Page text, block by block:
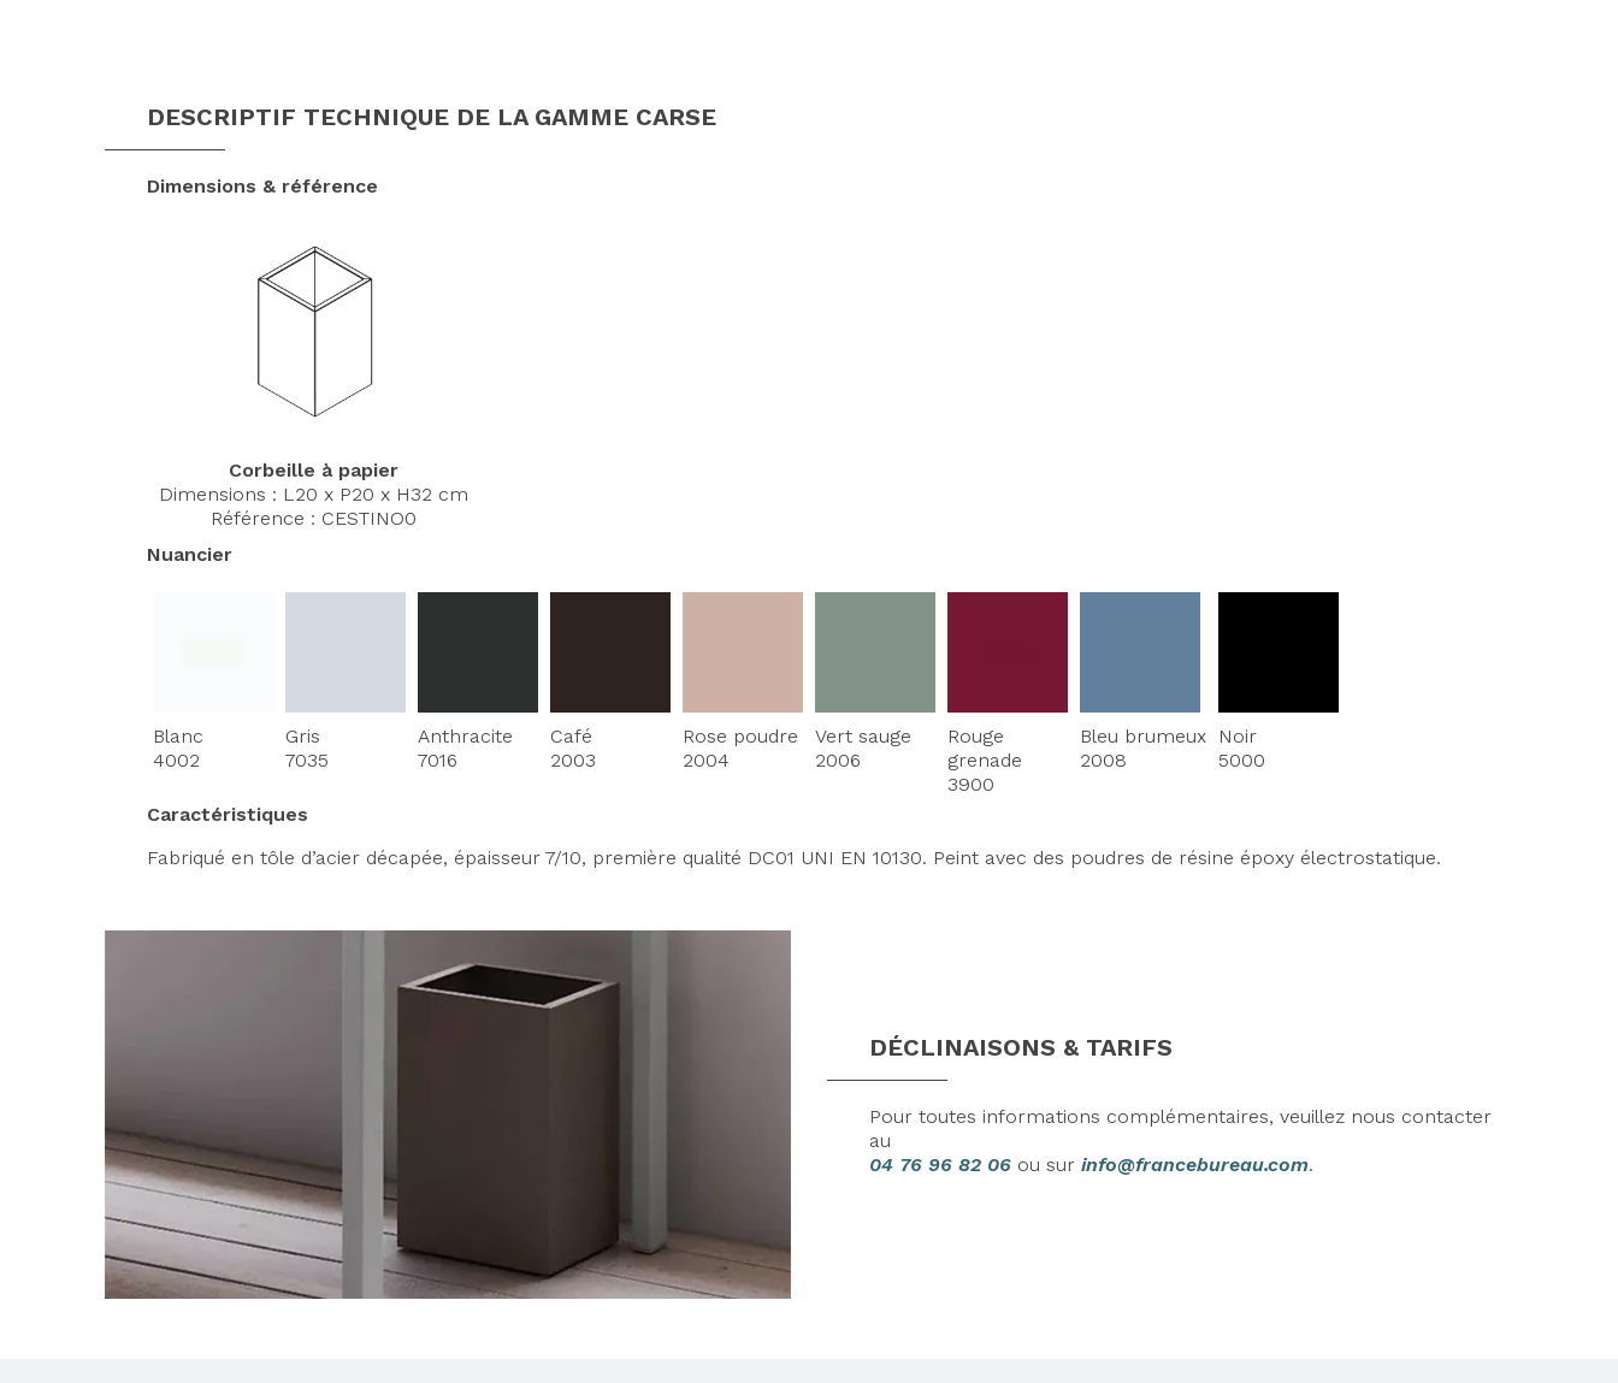
Axeptio consent
DESCRIPTIF TECHNIQUE DE LA GAMME CARSE
Dimensions & référence
Corbeille à papier
Dimensions : L20 x P20 x H32 cm
Référence : CESTINO0
Nuancier
Blanc
4002
Gris
7035
Anthracite
7016
Café
2003
Rose poudre
2004
Vert sauge
2006
Rouge
grenade
3900
Bleu brumeux
2008
Noir
5000
Caractéristiques
Fabriqué en tôle d’acier décapée, épaisseur 7/10, première qualité DC01 UNI EN 10130. Peint avec des poudres de résine époxy électrostatique.
DÉCLINAISONS & TARIFS
Pour toutes informations complémentaires, veuillez nous contacter
au
04 76 96 82 06 ou sur info@francebureau.com.